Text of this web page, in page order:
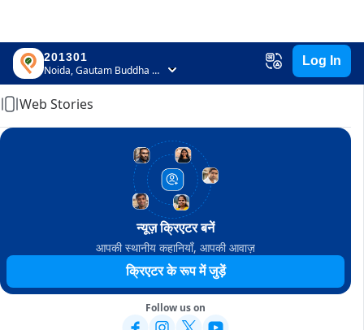
201301
Noida, Gautam Buddha Nagar, Uttar Pradesh
Log In
Home
Web Stories
न्यूज़ क्रिएटर बनें
आपकी स्थानीय कहानियाँ, आपकी आवाज़
क्रिएटर के रूप में जुड़ें
Follow us on